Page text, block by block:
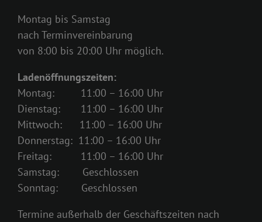
Montag bis Samstag
nach Terminvereinbarung
von 8:00 bis 20:00 Uhr möglich.
Ladenöffnungszeiten:
Montag: 11:00 – 16:00 Uhr
Dienstag: 11:00 – 16:00 Uhr
Mittwoch: 11:00 – 16:00 Uhr
Donnerstag: 11:00 – 16:00 Uhr
Freitag: 11:00 – 16:00 Uhr
Samstag: Geschlossen
Sonntag: Geschlossen
Termine außerhalb der Geschäftszeiten nach